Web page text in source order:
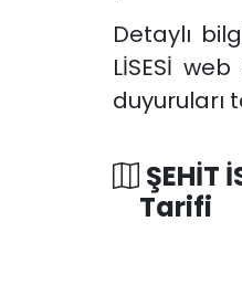
Detaylı
LİSESİ
duyuruları
ŞEHİT
Tarifi